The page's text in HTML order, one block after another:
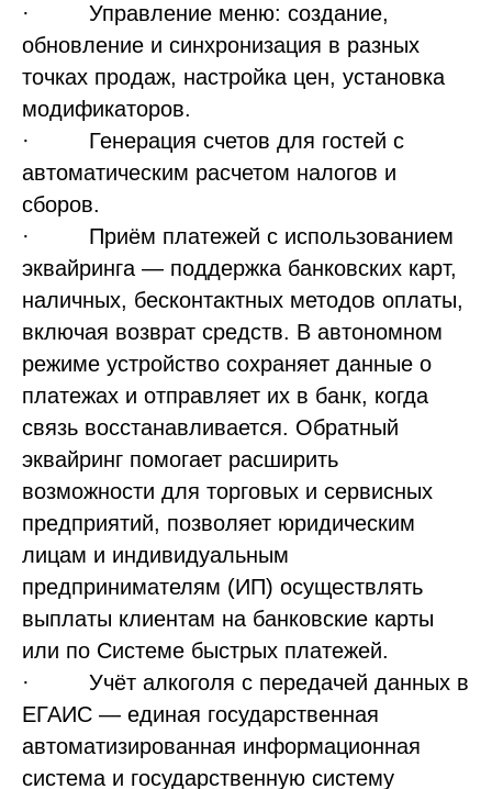
· Управление меню: создание,
обновление и синхронизация в разных
точках продаж, настройка цен, установка
модификаторов.
· Генерация счетов для гостей с
автоматическим расчетом налогов и
сборов.
· Приём платежей с использованием
эквайринга — поддержка банковских карт,
наличных, бесконтактных методов оплаты,
включая возврат средств. В автономном
режиме устройство сохраняет данные о
платежах и отправляет их в банк, когда
связь восстанавливается. Обратный
эквайринг помогает расширить
возможности для торговых и сервисных
предприятий, позволяет юридическим
лицам и индивидуальным
предпринимателям (ИП) осуществлять
выплаты клиентам на банковские карты
или по Системе быстрых платежей.
· Учёт алкоголя с передачей данных в
ЕГАИС — единая государственная
автоматизированная информационная
система и государственную систему